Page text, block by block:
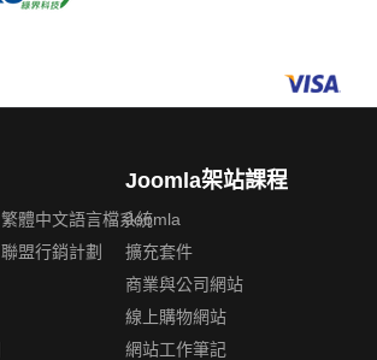
繁體中文語言檔系統
聯盟行銷計劃
Joomla架站課程
Joomla
擴充套件
商業與公司網站
線上購物網站
網站工作筆記